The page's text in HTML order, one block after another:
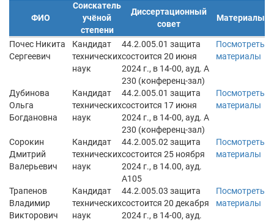
ФИО
Соискатель
учёной
степени
Диссертационный
совет
Материалы
Почес Никита
Сергеевич
Кандидат
технических
наук
44.2.005.01 защита
состоится 20 июня
2024 г., в 14-00, ауд. А
230 (конференц-зал)
Посмотреть
материалы
Дубинова
Ольга
Богдановна
Кандидат
технических
наук
44.2.005.01 защита
состоится 17 июня
2024 г., в 14-00, ауд. А
230 (конференц-зал)
Посмотреть
материалы
Сорокин
Дмитрий
Валерьевич
Кандидат
технических
наук
44.2.005.02 защита
состоится 25 ноября
2024 г., в 14.00, ауд.
А105
Посмотреть
материалы
Трапенов
Владимир
Викторович
Кандидат
технических
наук
44.2.005.03 защита
состоится 20 декабря
2024 г., в 14-00, ауд.
Посмотреть
материалы